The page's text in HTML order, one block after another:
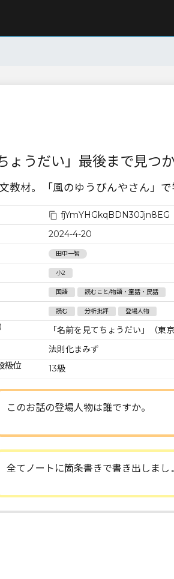
ょうだい」最後まで見つ
教材。「風のゆうびんやさん」で
fjYmYHGkqBDN30Jjn8EG
2024-4-20
田中一智
小2
国語 読むこと/物語・童話・民話
読む 分析批評 登場人物
「名前を見てちょうだい」（東京
法則化まみず
級位
13級
このお話の登場人物は誰ですか。
全てノートに箇条書きで書き出しまし